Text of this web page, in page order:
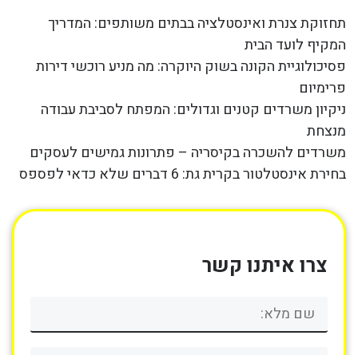
תחזוקת צנרת ואינסטלציה בבתים משותפים: המדריך
המקיף לועד הבית
פסיכולוגיית הקונה בשוק היוקרה: מה מניע רוכשי דירות
פרימיום
ניקיון משרדים קטנים וגדולים: המפתח לסביבת עבודה
מנצחת
משרדים להשכרה בקיסריה – פתרונות גמישים לעסקים
בחירת אינסטלטור בקרית גת: 6 דברים שלא כדאי לפספס
צרו איתנו קשר